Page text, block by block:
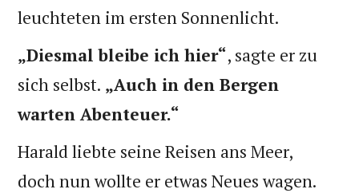
leuchteten im ersten Sonnenlicht.
„Diesmal bleibe ich hier“, sagte er zu
sich selbst. „Auch in den Bergen
warten Abenteuer.“
Harald liebte seine Reisen ans Meer,
doch nun wollte er etwas Neues wagen.